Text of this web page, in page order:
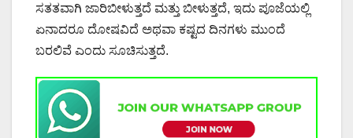
ಸತತವಾಗಿ ಜಾರಿಬೀಳುತ್ತದೆ ಮತ್ತು ಬೀಳುತ್ತದೆ, ಇದು ಪೂಜೆಯಲ್ಲಿ
ಏನಾದರೂ ದೋಷವಿದೆ ಅಥವಾ ಕಷ್ಟದ ದಿನಗಳು ಮುಂದೆ
ಬರಲಿವೆ ಎಂದು ಸೂಚಿಸುತ್ತದೆ.